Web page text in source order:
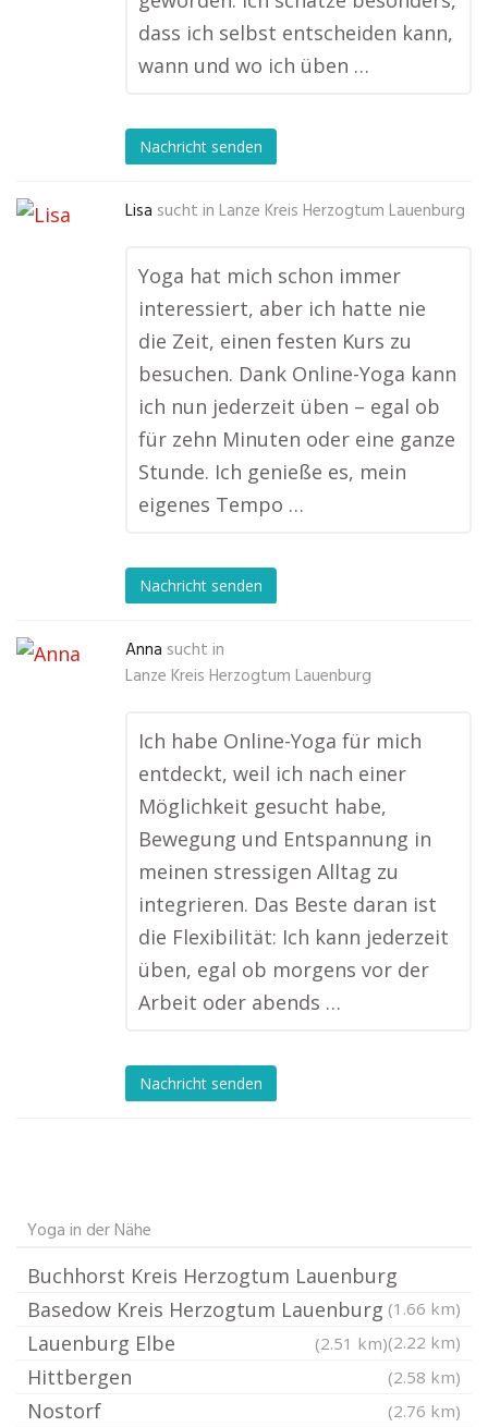
dass ich selbst entscheiden kann,
wann und wo ich üben …
Nachricht senden
Lisa sucht in Lanze Kreis Herzogtum Lauenburg
Yoga hat mich schon immer
interessiert, aber ich hatte nie
die Zeit, einen festen Kurs zu
besuchen. Dank Online-Yoga kann
ich nun jederzeit üben – egal ob
für zehn Minuten oder eine ganze
Stunde. Ich genieße es, mein
eigenes Tempo …
Nachricht senden
Anna sucht in
Lanze Kreis Herzogtum Lauenburg
Ich habe Online-Yoga für mich
entdeckt, weil ich nach einer
Möglichkeit gesucht habe,
Bewegung und Entspannung in
meinen stressigen Alltag zu
integrieren. Das Beste daran ist
die Flexibilität: Ich kann jederzeit
üben, egal ob morgens vor der
Arbeit oder abends …
Nachricht senden
Yoga in der Nähe
Buchhorst Kreis Herzogtum Lauenburg
(1.66 km)
Basedow Kreis Herzogtum Lauenburg
(2.22 km)
Lauenburg Elbe (2.51 km)
Hittbergen (2.58 km)
Nostorf (2.76 km)